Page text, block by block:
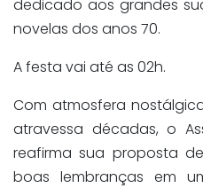
dedicado aos grandes
novelas dos anos 70.
A festa vai até as 02h.
Com atmosfera
atravessa décadas, o
reafirma sua proposta
boas lembranças em